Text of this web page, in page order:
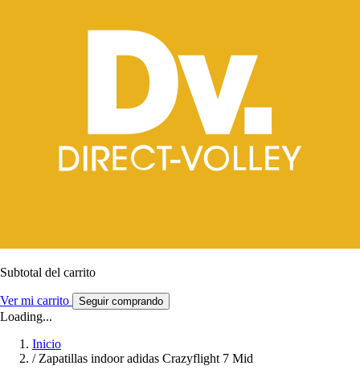
Subtotal del carrito
Ver mi carrito Seguir comprando
Loading...
Inicio
/ Zapatillas indoor adidas Crazyflight 7 Mid